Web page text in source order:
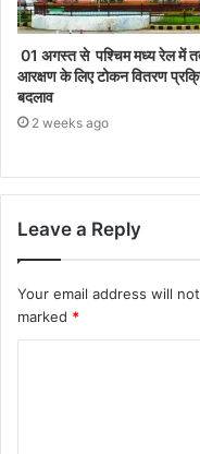
01 अगस्त से पश्चिम मध्य रेल में
आरक्षण के लिए टोकन वितरण
बदलाव
2 weeks ago
Leave a Reply
Your email address will
marked *